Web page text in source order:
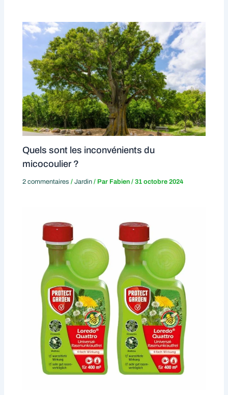
Quels sont les inconvénients du
micocoulier ?
2 commentaires /Jardin / Par Fabien/31 octobre 2024